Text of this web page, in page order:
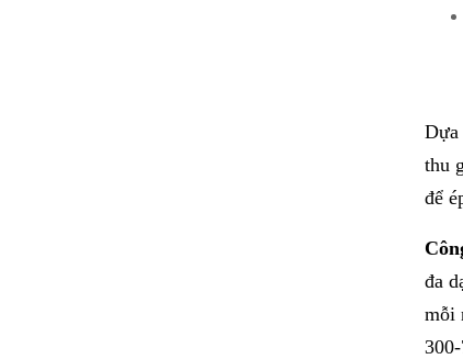
Dựa
thu
để
đa
mỗi